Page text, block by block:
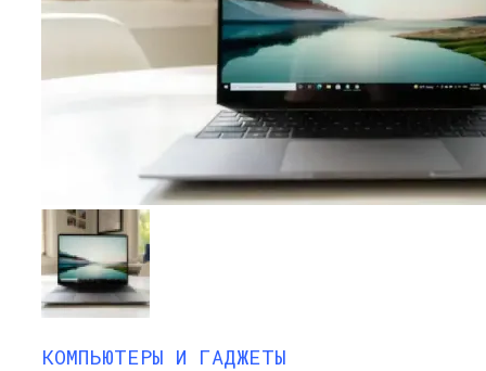
КОМПЬЮТЕРЫ И ГАДЖЕТЫ